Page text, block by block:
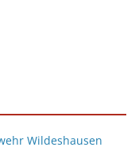
Wildeshausen